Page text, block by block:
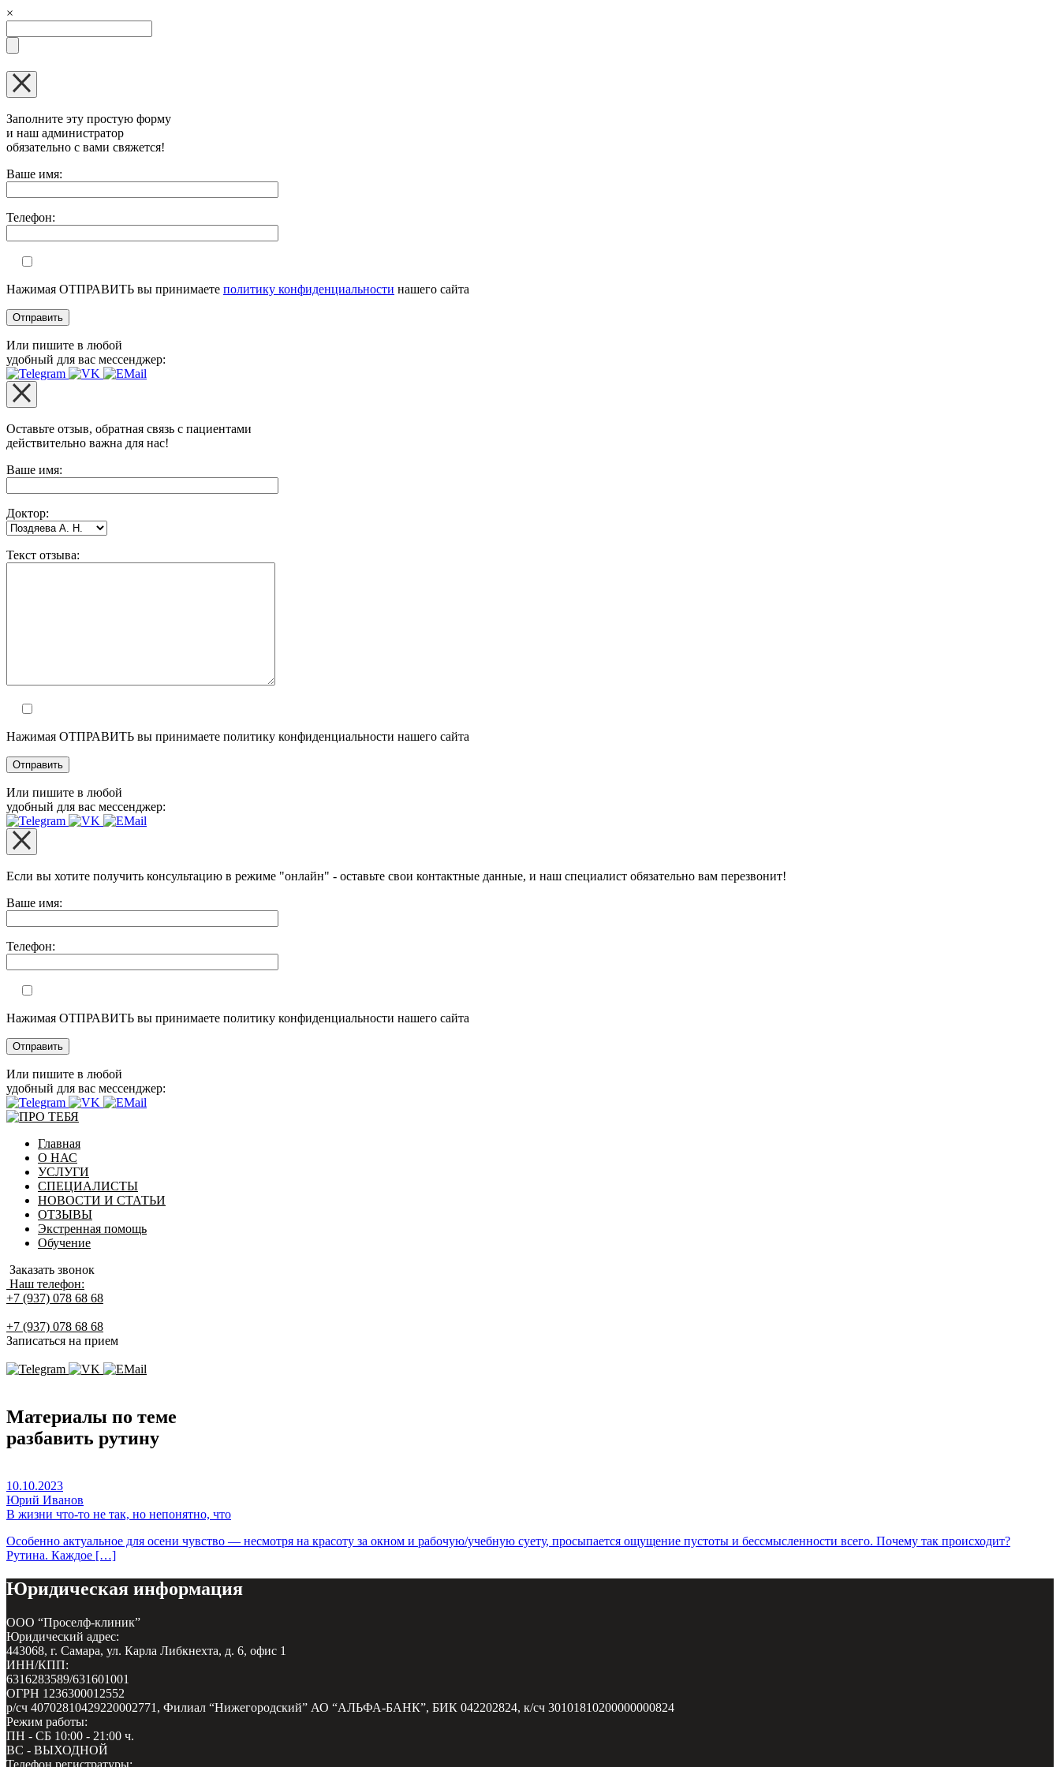
×
Заполните эту простую форму
и наш администратор
обязательно с вами свяжется!
Оставьте это поле пустым.
Ваше имя:
Телефон:
Нажимая ОТПРАВИТЬ вы принимаете политику конфиденциальности нашего сайта
Или пишите в любой
удобный для вас мессенджер:
Оставьте отзыв, обратная связь с пациентами
действительно важна для нас!
Оставьте это поле пустым.
Ваше имя:
Доктор:
Текст отзыва:
Нажимая ОТПРАВИТЬ вы принимаете политику конфиденциальности нашего сайта
Или пишите в любой
удобный для вас мессенджер:
Если вы хотите получить консультацию в режиме "онлайн" - оставьте свои контактные данные, и наш специалист обязательно вам перезвонит!
Оставьте это поле пустым.
Ваше имя:
Телефон:
Нажимая ОТПРАВИТЬ вы принимаете политику конфиденциальности нашего сайта
Или пишите в любой
удобный для вас мессенджер:
Главная
О НАС
УСЛУГИ
СПЕЦИАЛИСТЫ
НОВОСТИ И СТАТЬИ
ОТЗЫВЫ
Экстренная помощь
Обучение
Заказать звонок
Наш телефон:
+7 (937) 078 68 68
+7 (937) 078 68 68
Записаться на прием
Материалы по теме
разбавить рутину
10.10.2023
Юрий Иванов
В жизни что-то не так, но непонятно, что
Особенно актуальное для осени чувство — несмотря на красоту за окном и рабочую/учебную суету, просыпается ощущение пустоты и бессмысленности всего. Почему так происходит?
Рутина. Каждое […]
Юридическая информация
ООО “Проселф-клиник”
Юридический адрес:
443068, г. Самара, ул. Карла Либкнехта, д. 6, офис 1
ИНН/КПП:
6316283589/631601001
ОГРН 1236300012552
р/сч 40702810429220002771, Филиал “Нижегородский” АО “АЛЬФА-БАНК”, БИК 042202824, к/сч 30101810200000000824
Режим работы:
ПН - СБ 10:00 - 21:00 ч.
ВС - ВЫХОДНОЙ
Телефон регистратуры: